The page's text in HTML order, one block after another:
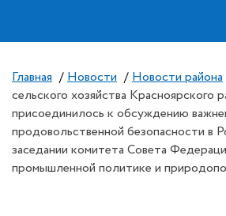
Главная / Новости / Новости района
сельского хозяйства Красноярского
присоединилось к обсуждению
продовольственной безопасности в
заседании комитета Совета
промышленной политике и